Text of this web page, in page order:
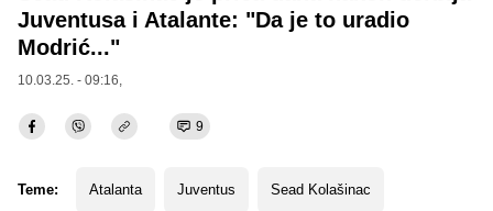
Juventusa i Atalante: "Da je to uradio
Modrić..."
10.03.25. - 09:16,
9
Teme: Atalanta Juventus Sead Kolašinac